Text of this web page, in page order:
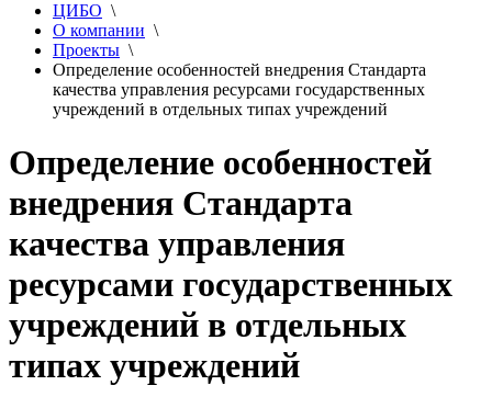
ЦИБО \
О компании \
Проекты \
Определение особенностей внедрения Стандарта
качества управления ресурсами государственных
учреждений в отдельных типах учреждений
Определение особенностей
внедрения Стандарта
качества управления
ресурсами государственных
учреждений в отдельных
типах учреждений